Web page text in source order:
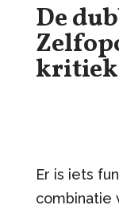
De
kritiek
Er is iets
combinatie